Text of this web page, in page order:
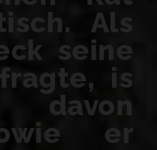
Als
seine
is
er